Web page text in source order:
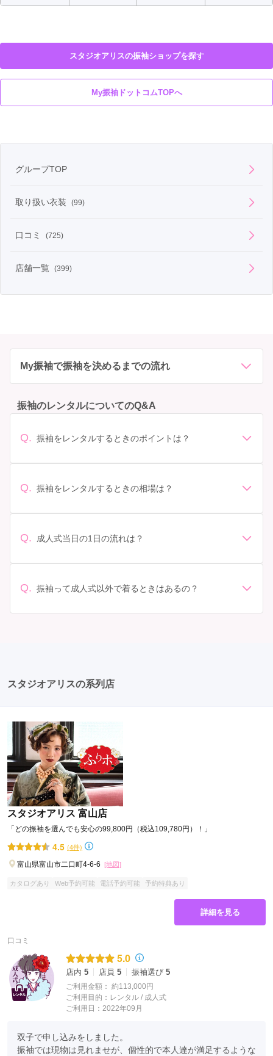
スタジオアリスの振袖ショップを探す
My振袖ドットコムTOPへ
グループTOP
取り扱い衣装 (99)
口コミ (725)
店舗一覧 (399)
My振袖で振袖を決めるまでの流れ
振袖のレンタルについてのQ&A
Q. 振袖をレンタルするときのポイントは？
があります。 サイズ選び: 自分の体型に合ったサイズを
ンタル料金に含まれるもの（小物や帯、草履など）を確
っかり確認しておく必要があります。 お店選び: 評判や
しょう。
Q. 振袖をレンタルするときの相場は？
されています。 高級なものやブランド物になると、それ
Q. 成人式当日の1日の流れは？
人式: 一般的に午前中に成人式が行わる場合が多いです
Q. 振袖って成人式以外で着るときはあるの？
スタジオアリスの系列店
スタジオアリス 富山店
「どの振袖を選んでも安心の99,800円（税込109,780円）！」
4.5 (4件)
富山県富山市二口町4-6-6 [地図]
カタログあり Web予約可能 電話予約可能 予約特典あり
詳細を見る
口コミ
5.0
店内 5 店員 5 振袖選び 5
ご利用金額： 約113,000円
ご利用目的： レンタル / 成人式
ご利用日：2022年09月
双子で申し込みをしました。
振袖では現物は見れませが、個性的で本人達が満足するような